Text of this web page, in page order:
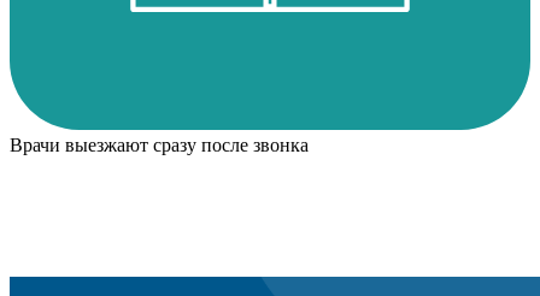
Врачи выезжают сразу после звонка